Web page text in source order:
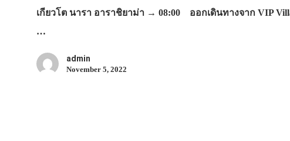
เกียวโต นารา อาราชิยาม่า → 08:00 ออกเดินทางจาก VIP
…
admin
November 5, 2022